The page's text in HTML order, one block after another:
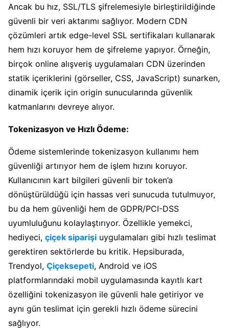
Ancak bu hız, SSL/TLS şifrelemesiyle birleştirildiğinde
güvenli bir veri aktarımı sağlıyor. Modern CDN
çözümleri artık edge-level SSL sertifikaları kullanarak
hem hızı koruyor hem de şifreleme yapıyor. Örneğin,
birçok online alışveriş uygulamaları CDN üzerinden
statik içeriklerini (görseller, CSS, JavaScript) sunarken,
dinamik içerik için origin sunucularında güvenlik
katmanlarını devreye alıyor.
Tokenizasyon ve Hızlı Ödeme:
Ödeme sistemlerinde tokenizasyon kullanımı hem
güvenliği artırıyor hem de işlem hızını koruyor.
Kullanıcının kart bilgileri güvenli bir token’a
dönüştürüldüğü için hassas veri sunucuda tutulmuyor,
bu da hem güvenliği hem de GDPR/PCI-DSS
uyumluluğunu kolaylaştırıyor. Özellikle yemekci,
hediyeci, çiçek siparişi uygulamaları gibi hızlı teslimat
gerektiren sektörlerde bu kritik. Hepsiburada,
Trendyol, Çiçeksepeti, Android ve iOS
platformlarındaki mobil uygulamasında kayıtlı kart
özelliğini tokenizasyon ile güvenli hale getiriyor ve
aynı gün teslimat için gerekli hızlı ödeme sürecini
sağlıyor.